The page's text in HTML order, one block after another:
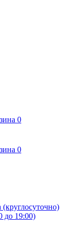
0
0
до 19:00)